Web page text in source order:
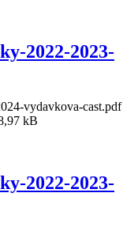
2022-2023-
vydavkova-cast.pdf
kB
2022-2023-